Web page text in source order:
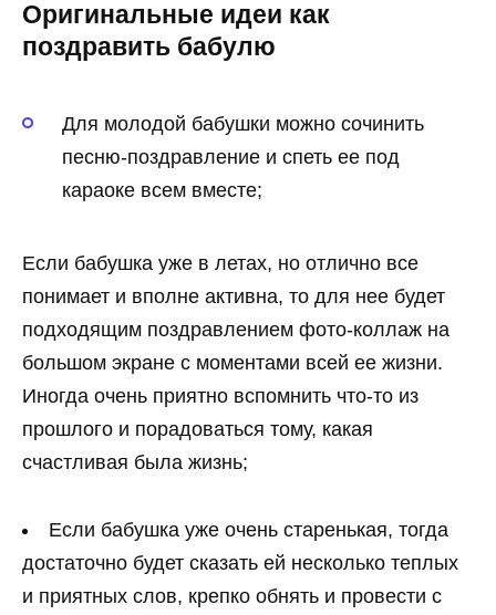
Оригинальные идеи как
поздравить бабулю
Для молодой бабушки можно сочинить
песню-поздравление и спеть ее под
караоке всем вместе;
Если бабушка уже в летах, но отлично все
понимает и вполне активна, то для нее будет
подходящим поздравлением фото-коллаж на
большом экране с моментами всей ее жизни.
Иногда очень приятно вспомнить что-то из
прошлого и порадоваться тому, какая
счастливая была жизнь;
Если бабушка уже очень старенькая, тогда
достаточно будет сказать ей несколько теплых
и приятных слов, крепко обнять и провести с